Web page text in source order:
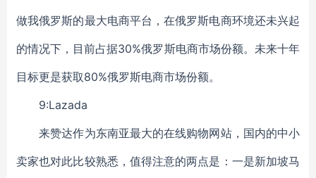
做我俄罗斯的最大电商平台，在俄罗斯电商环境还未兴起
的情况下，目前占据30%俄罗斯电商市场份额。未来十年
目标更是获取80%俄罗斯电商市场份额。
9:Lazada
来赞达作为东南亚最大的在线购物网站，国内的中小
卖家也对此比较熟悉，值得注意的两点是：一是新加坡马